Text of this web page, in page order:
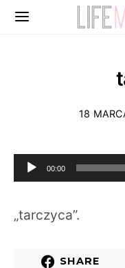
18
Odtwarzacz
dźwiękowych
00:00
„tarczyca”.
SHARE